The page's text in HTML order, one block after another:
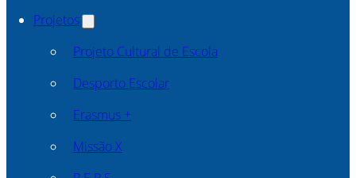
Projetos
Projeto Cultural de Escola
Desporto Escolar
Erasmus +
Missão X